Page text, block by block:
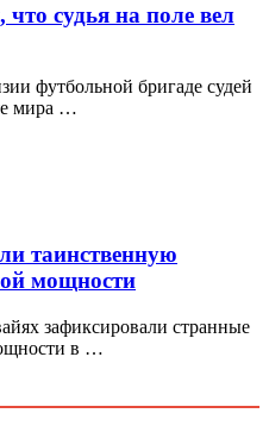
судья на поле вел
футбольной бригаде судей
мира …
таинственную
мощности
зафиксировали странные
в …